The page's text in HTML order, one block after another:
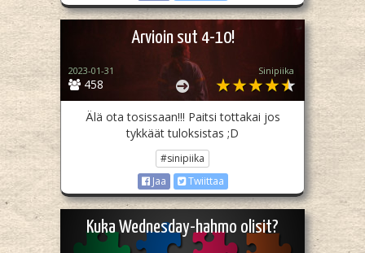
Arvioin sut 4-10!
458
2023-01-31 Sinipiika
Älä ota tosissaan!!! Paitsi tottakai jos
tykkäät tuloksistas ;D
#sinipiika
Jaa
Twiittaa
Kuka Wednesday-hahmo olisit?